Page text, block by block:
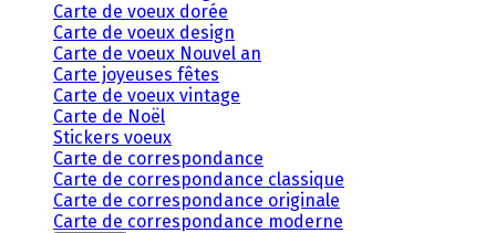
Carte de voeux dorée
Carte de voeux design
Carte de voeux Nouvel an
Carte joyeuses fêtes
Carte de voeux vintage
Carte de Noël
Stickers voeux
Carte de correspondance
Carte de correspondance classique
Carte de correspondance originale
Carte de correspondance moderne